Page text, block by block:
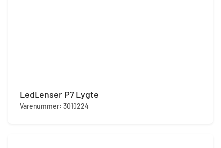
LedLenser P7 Lygte
Varenummer: 3010224